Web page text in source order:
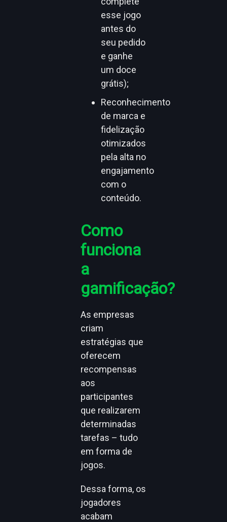
esse jogo
antes do
seu pedido
e ganhe
um doce
grátis);
Reconhecimento
de marca e
fidelização
otimizados
pela alta no
engajamento
com o
conteúdo.
Como
funciona
a
gamificação?
As empresas
criam
estratégias que
oferecem
recompensas
aos
participantes
que realizarem
determinadas
tarefas – tudo
em forma de
jogos.
Dessa forma, os
jogadores
acabam